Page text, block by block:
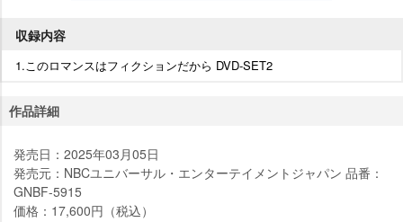
収録内容
1.このロマンスはフィクションだから DVD-SET2
作品詳細
発売日：2025年03月05日
発売元：NBCユニバーサル・エンターテイメントジャパン 品番：
GNBF-5915
価格：17,600円（税込）